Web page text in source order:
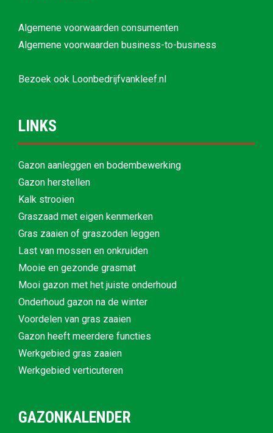
Algemene voorwaarden consumenten
Algemene voorwaarden business-to-business
Bezoek ook Loonbedrijfvankleef.nl
LINKS
Gazon aanleggen en bodembewerking
Gazon herstellen
Kalk strooien
Graszaad met eigen kenmerken
Gras zaaien of graszoden leggen
Last van mossen en onkruiden
Mooie en gezonde grasmat
Mooi gazon met het juiste onderhoud
Onderhoud gazon na de winter
Voordelen van gras zaaien
Gazon heeft meerdere functies
Werkgebied gras zaaien
Werkgebied verticuteren
GAZONKALENDER